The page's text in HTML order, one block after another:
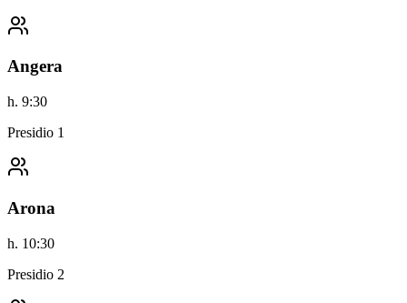
Angera
h. 9:30
Presidio 1
Arona
h. 10:30
Presidio 2